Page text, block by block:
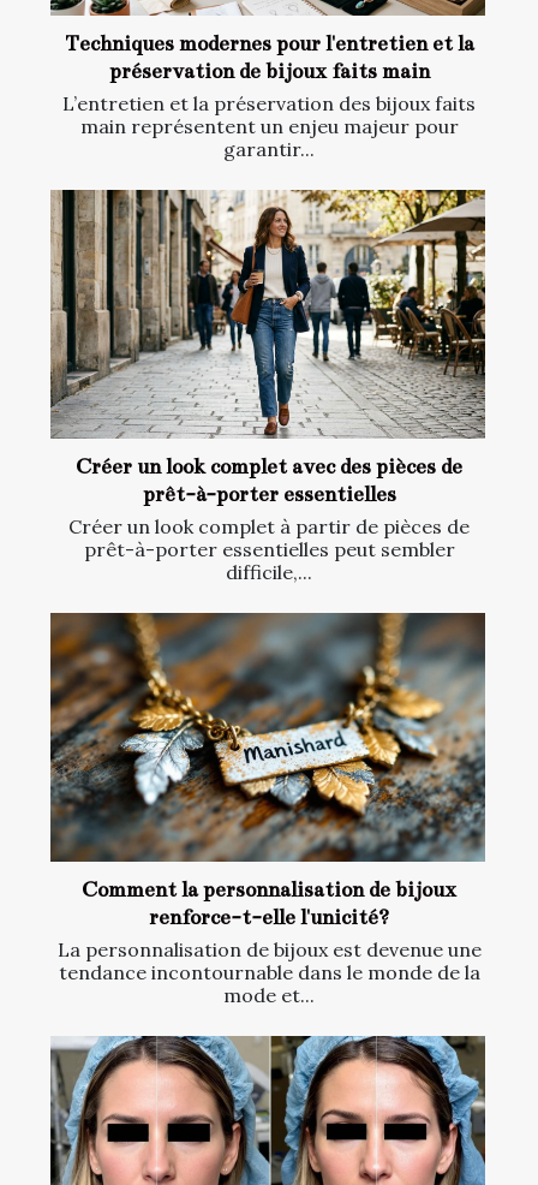
Techniques modernes pour l'entretien et la
préservation de bijoux faits main
L’entretien et la préservation des bijoux faits
main représentent un enjeu majeur pour
garantir...
Créer un look complet avec des pièces de
prêt-à-porter essentielles
Créer un look complet à partir de pièces de
prêt-à-porter essentielles peut sembler
difficile,...
Comment la personnalisation de bijoux
renforce-t-elle l'unicité?
La personnalisation de bijoux est devenue une
tendance incontournable dans le monde de la
mode et...